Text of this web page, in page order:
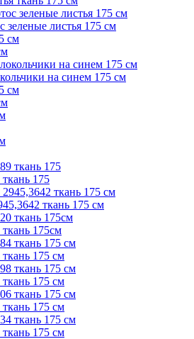
зеленые листья 175 см
на синем 175 см
175
ткань 175 см
175см
175 см
175 см
175 см
175 см